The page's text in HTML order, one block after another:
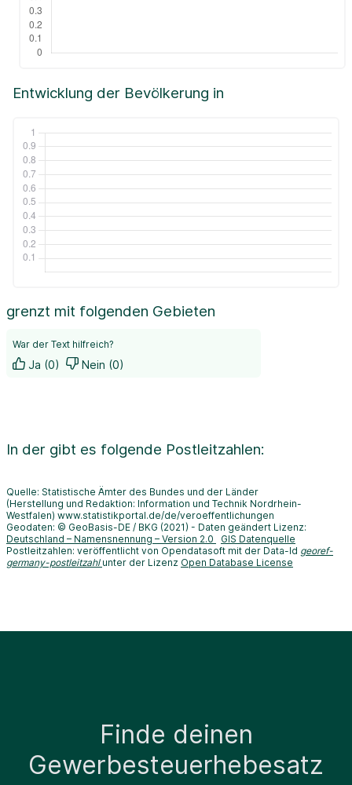
Entwicklung der Bevölkerung in
grenzt mit folgenden Gebieten
War der Text hilfreich?
Ja (0) Nein (0)
In der gibt es folgende Postleitzahlen:
Quelle: Statistische Ämter des Bundes und der Länder
(Herstellung und Redaktion: Information und Technik Nordrhein-
Westfalen) www.statistikportal.de/de/veroeffentlichungen
Geodaten: © GeoBasis-DE / BKG (2021) - Daten geändert Lizenz:
Deutschland – Namensnennung – Version 2.0
GIS Datenquelle
Postleitzahlen: veröffentlicht von Opendatasoft mit der Data-Id georef-
germany-postleitzahl unter der Lizenz Open Database License
Finde deinen
Gewerbesteuerhebesatz